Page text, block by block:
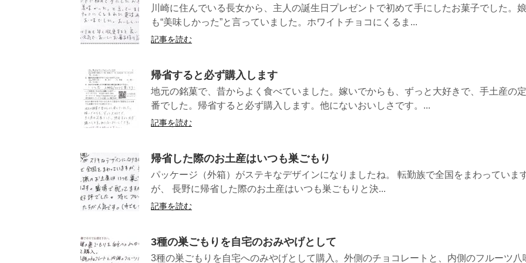
川崎に住んでいる長女から、主人の誕生日プレゼントで初めて手にしたお菓子でした。娘
も“美味しかった”と言っていました。ホワイトチョコにくるま...
記事を読む
帰省すると必ず購入します
地元の銘菓で、昔からよく食べていました。嫁いでからも、ずっと大好きで、手土産の定
番でした。帰省すると必ず購入します。他にないおいしさです。...
記事を読む
帰省した際のお土産はいつも巣ごもり
パッケージ（外箱）がステキなデザインになりましたね。 転勤族で全国をまわっていま
が、 長野に帰省した際のお土産はいつも巣ごもりと決...
記事を読む
3種の巣ごもりを自宅のおみやげとして
3種の巣ごもりを自宅へのみやげとして購入。外側のチョコレートと、内側のフルーツ八